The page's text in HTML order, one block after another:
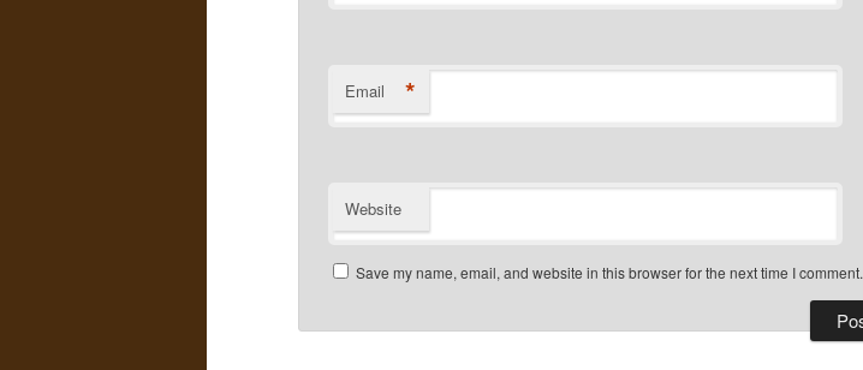
Email *
Website
Save my name, email, and website in this browser for the next time I comment.